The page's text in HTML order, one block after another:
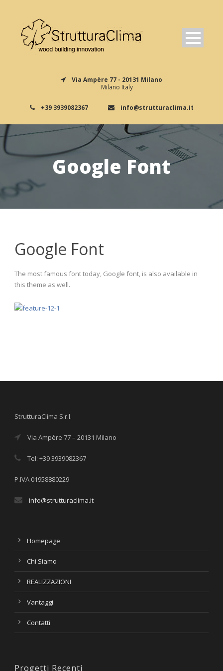
Via Ampère 77 - 20131 Milano
Milano Italy
+39 3939082367 info@strutturaclima.it
Google Font
Google Font
The most famous font today, Google font, is also available in
this theme as well.
StrutturaClima S.r.l.
Via Ampère 77 – 20131 Milano
Tel: +39 3939082367
P.IVA 01958880229
info@strutturaclima.it
Homepage
Chi Siamo
REALIZZAZIONI
Vantaggi
Contatti
Progetti Recenti